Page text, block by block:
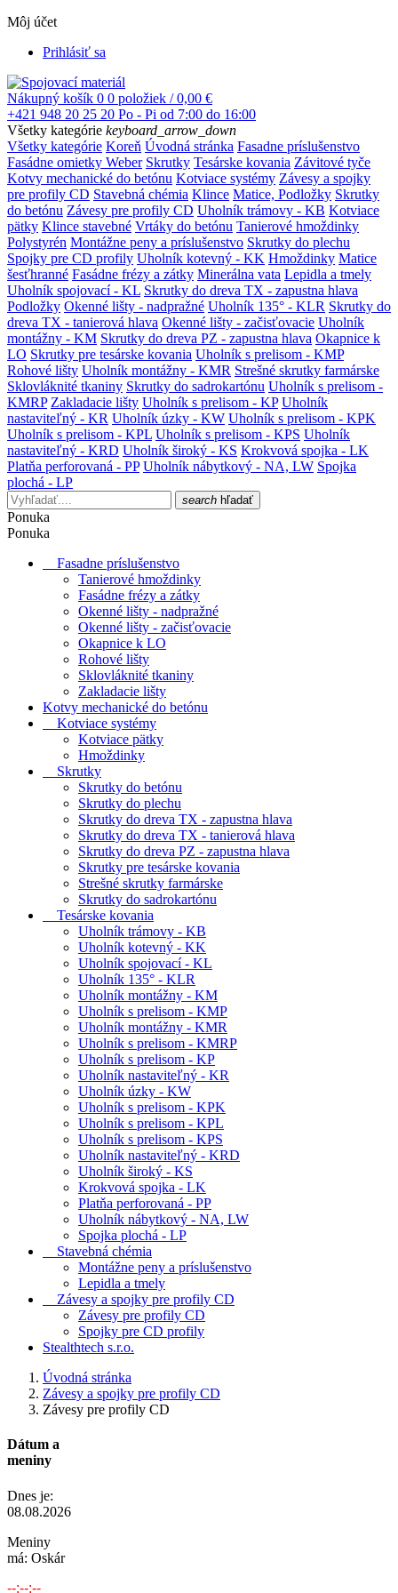
Môj účet
Prihlásiť sa
Nákupný košík 0 0 položiek / 0,00 €
+421 948 20 25 20 Po - Pi od 7:00 do 16:00
Všetky kategórie keyboard_arrow_down
Všetky kategórie Koreň Úvodná stránka Fasadne príslušenstvo
Fasádne omietky Weber Skrutky Tesárske kovania Závitové tyče
Kotvy mechanické do betónu Kotviace systémy Závesy a spojky
pre profily CD Stavebná chémia Klince Matice, Podložky Skrutky
do betónu Závesy pre profily CD Uholník trámovy - KB Kotviace
pätky Klince stavebné Vrtáky do betónu Tanierové hmoždinky
Polystyrén Montážne peny a príslušenstvo Skrutky do plechu
Spojky pre CD profily Uholník kotevný - KK Hmoždinky Matice
šesťhranné Fasádne frézy a zátky Minerálna vata Lepidla a tmely
Uholník spojovací - KL Skrutky do dreva TX - zapustna hlava
Podložky Okenné lišty - nadpražné Uholník 135° - KLR Skrutky do
dreva TX - tanierová hlava Okenné lišty - začisťovacie Uholník
montážny - KM Skrutky do dreva PZ - zapustna hlava Okapnice k
LO Skrutky pre tesárske kovania Uholník s prelisom - KMP
Rohové lišty Uholník montážny - KMR Strešné skrutky farmárske
Sklovláknité tkaniny Skrutky do sadrokartónu Uholník s prelisom -
KMRP Zakladacie lišty Uholník s prelisom - KP Uholník
nastaviteľný - KR Uholník úzky - KW Uholník s prelisom - KPK
Uholník s prelisom - KPL Uholník s prelisom - KPS Uholník
nastaviteľný - KRD Uholník široký - KS Krokvová spojka - LK
Platňa perforovaná - PP Uholník nábytkový - NA, LW Spojka
plochá - LP
search hľadať
Ponuka
Ponuka
Fasadne príslušenstvo
Tanierové hmoždinky
Fasádne frézy a zátky
Okenné lišty - nadpražné
Okenné lišty - začisťovacie
Okapnice k LO
Rohové lišty
Sklovláknité tkaniny
Zakladacie lišty
Kotvy mechanické do betónu
Kotviace systémy
Kotviace pätky
Hmoždinky
Skrutky
Skrutky do betónu
Skrutky do plechu
Skrutky do dreva TX - zapustna hlava
Skrutky do dreva TX - tanierová hlava
Skrutky do dreva PZ - zapustna hlava
Skrutky pre tesárske kovania
Strešné skrutky farmárske
Skrutky do sadrokartónu
Tesárske kovania
Uholník trámovy - KB
Uholník kotevný - KK
Uholník spojovací - KL
Uholník 135° - KLR
Uholník montážny - KM
Uholník s prelisom - KMP
Uholník montážny - KMR
Uholník s prelisom - KMRP
Uholník s prelisom - KP
Uholník nastaviteľný - KR
Uholník úzky - KW
Uholník s prelisom - KPK
Uholník s prelisom - KPL
Uholník s prelisom - KPS
Uholník nastaviteľný - KRD
Uholník široký - KS
Krokvová spojka - LK
Platňa perforovaná - PP
Uholník nábytkový - NA, LW
Spojka plochá - LP
Stavebná chémia
Montážne peny a príslušenstvo
Lepidla a tmely
Závesy a spojky pre profily CD
Závesy pre profily CD
Spojky pre CD profily
Stealthtech s.r.o.
Úvodná stránka
Závesy a spojky pre profily CD
Závesy pre profily CD
Dátum a
meniny
Dnes je:
08.08.2026
Meniny
má: Oskár
--:--:--